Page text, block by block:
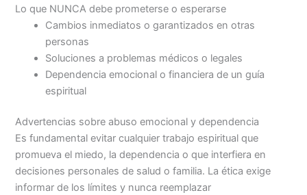
Lo que NUNCA debe prometerse o esperarse
Cambios inmediatos o garantizados en otras
personas
Soluciones a problemas médicos o legales
Dependencia emocional o financiera de un guía
espiritual
Advertencias sobre abuso emocional y dependencia
Es fundamental evitar cualquier trabajo espiritual que
promueva el miedo, la dependencia o que interfiera en
decisiones personales de salud o familia. La ética exige
informar de los límites y nunca reemplazar